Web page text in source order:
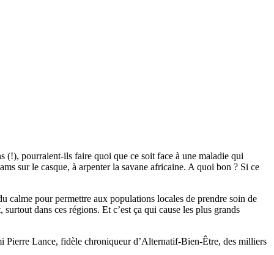
(!), pourraient-ils faire quoi que ce soit face à une maladie qui
sur le casque, à arpenter la savane africaine. A quoi bon ? Si ce
calme pour permettre aux populations locales de prendre soin de
dans ces régions. Et c’est ça qui cause les plus grands
Pierre Lance, fidèle chroniqueur d’Alternatif-Bien-Être, des milliers